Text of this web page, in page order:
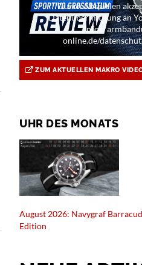
Durch Abspielen
Datenübermittlung an
Infos:
online.de/
ZUM AKTUELLEN MAKRO
UHR DES MONATS
August 2026: Navygraf
Edition